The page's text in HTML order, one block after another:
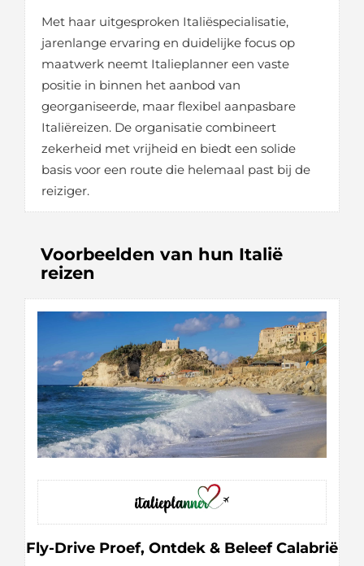
Met haar uitgesproken Italiëspecialisatie,
jarenlange ervaring en duidelijke focus op
maatwerk neemt Italieplanner een vaste
positie in binnen het aanbod van
georganiseerde, maar flexibel aanpasbare
Italiëreizen. De organisatie combineert
zekerheid met vrijheid en biedt een solide
basis voor een route die helemaal past bij de
reiziger.
Voorbeelden van hun Italië
reizen
Fly-Drive Proef, Ontdek & Beleef Calabrië